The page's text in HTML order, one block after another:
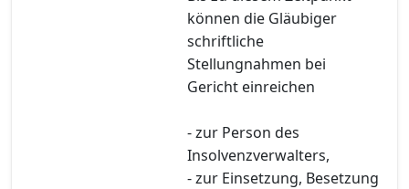
können die Gläubiger
schriftliche
Stellungnahmen bei
Gericht einreichen
- zur Person des
Insolvenzverwalters,
- zur Einsetzung, Besetzung